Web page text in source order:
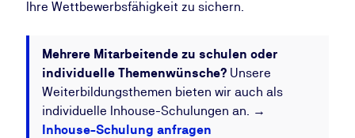
Ihre Wettbewerbsfähigkeit zu sichern.
Mehrere Mitarbeitende zu schulen oder
individuelle Themenwünsche?Unsere
Weiterbildungsthemen bieten wir auch als
individuelle Inhouse-Schulungen an. →
Inhouse-Schulung anfragen